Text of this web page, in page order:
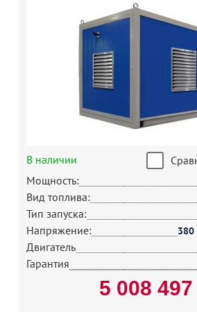
В наличии
Мощность:
Вид топлива:
Тип запуска:
Напряжение: 380
Двигатель
Гарантия
5 008